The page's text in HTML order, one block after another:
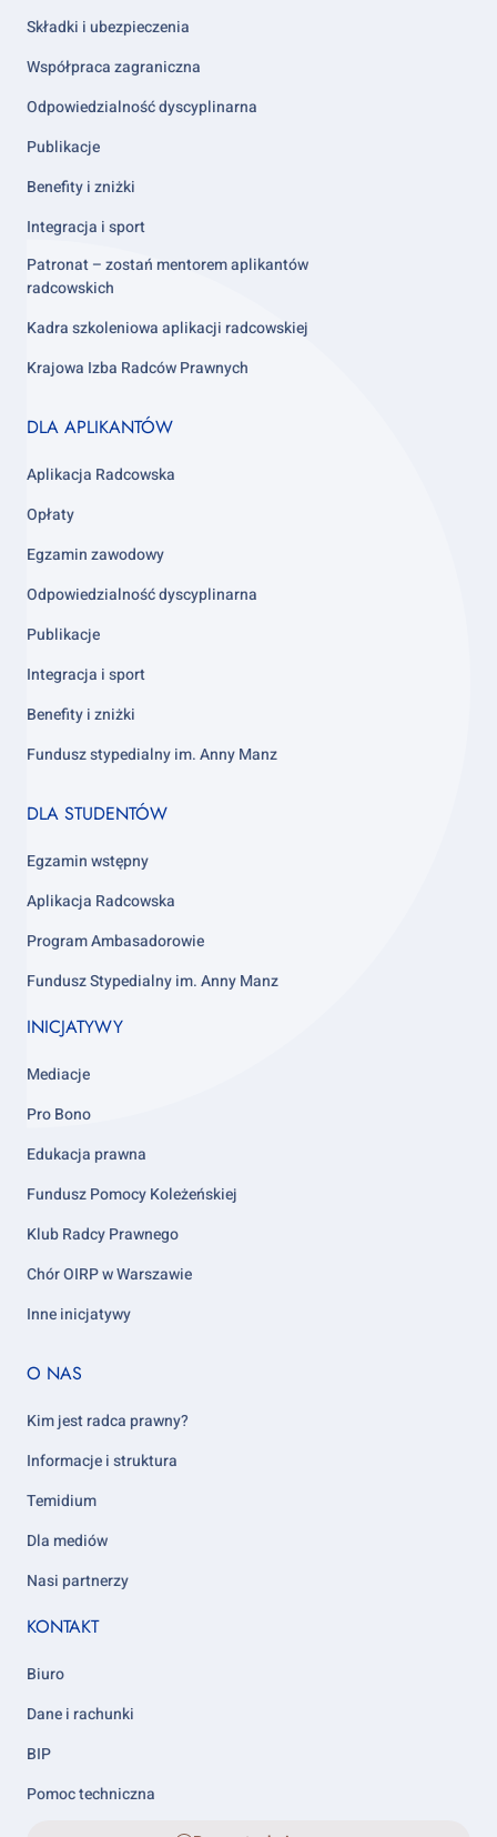
Składki i ubezpieczenia
Współpraca zagraniczna
Odpowiedzialność dyscyplinarna
Publikacje
Benefity i zniżki
Integracja i sport
Patronat – zostań mentorem aplikantów
radcowskich
Kadra szkoleniowa aplikacji radcowskiej
Krajowa Izba Radców Prawnych
Footer
3
DLA APLIKANTÓW
Aplikacja Radcowska
Opłaty
Egzamin zawodowy
Odpowiedzialność dyscyplinarna
Publikacje
Integracja i sport
Benefity i zniżki
Fundusz stypedialny im. Anny Manz
Footer
4
DLA STUDENTÓW
Egzamin wstępny
Aplikacja Radcowska
Program Ambasadorowie
Fundusz Stypedialny im. Anny Manz
INICJATYWY
Mediacje
Pro Bono
Edukacja prawna
Fundusz Pomocy Koleżeńskiej
Klub Radcy Prawnego
Chór OIRP w Warszawie
Inne inicjatywy
Footer
5
O NAS
Kim jest radca prawny?
Informacje i struktura
Temidium
Dla mediów
Nasi partnerzy
KONTAKT
Biuro
Dane i rachunki
BIP
Pomoc techniczna